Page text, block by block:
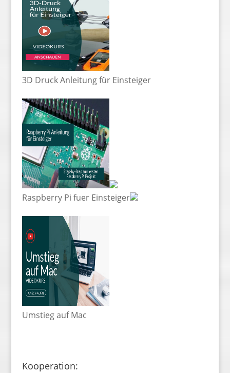
3D Druck Anleitung für Einsteiger
Raspberry Pi fuer Einsteiger
Umstieg auf Mac
Kooperation: